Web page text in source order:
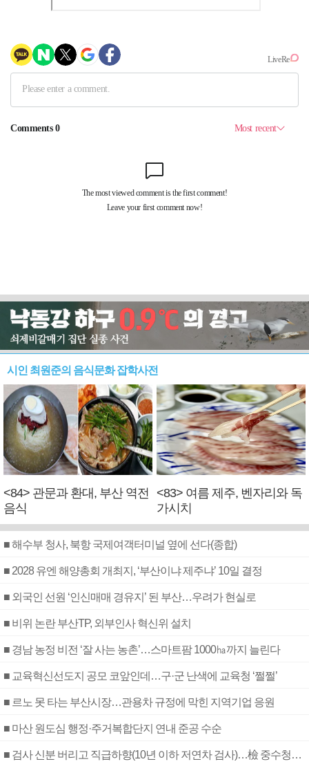
시인 최원준의 음식문화 잡학사전
<84> 관문과 환대, 부산 역전
음식
<83> 여름 제주, 벤자리와 독
가시치
■ 해수부 청사, 북항 국제여객터미널 옆에 선다(종합)
■ 2028 유엔 해양총회 개최지, ‘부산이냐 제주냐’ 10일 결정
■ 외국인 선원 ‘인신매매 경유지’ 된 부산…우려가 현실로
■ 비위 논란 부산TP, 외부인사 혁신위 설치
■ 경남 농정 비전 ‘잘 사는 농촌’…스마트팜 1000㏊까지 늘린다
■ 교육혁신선도지 공모 코앞인데…구·군 난색에 교육청 ‘쩔쩔’
■ 르노 못 타는 부산시장…관용차 규정에 막힌 지역기업 응원
■ 마산 원도심 행정·주거복합단지 연내 준공 수순
■ 검사 신분 버리고 직급하향(10년 이하 저연차 검사)…檢 중수청행 기피